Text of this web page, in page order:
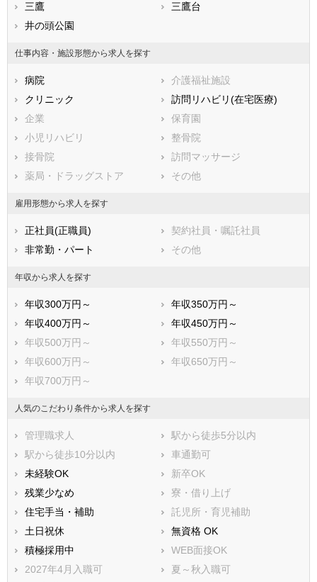
熊本県
鹿児島県
渋谷区
中野区
杉並区
足立区
葛飾区
江戸川区
市部
八王子市
立川市
武蔵野市
三鷹市
青梅市
府中市
昭島市
小平市
日野市
東村山市
国分寺市
国立市
清瀬市
東久留米市
武蔵村山市
多摩市
稲城市
羽村市
あきる野市
西東京市
西多摩郡瑞穂町
西多摩郡檜原村
大島町
神津島村
三宅村
御蔵島村
八丈島八丈町
青ヶ島村
小笠原村
三鷹
三鷹台
井の頭公園
仕事内容・施設形態から求人を探す
病院
介護福祉施設
クリニック
訪問リハビリ(在宅医療)
企業
保育園
小児リハビリ
整骨院
接骨院
訪問マッサージ
薬局・ドラッグストア
その他
雇用形態から求人を探す
正社員(正職員)
契約社員・嘱託社員
非常勤・パート
その他
年収から求人を探す
年収300万円～
年収350万円～
年収400万円～
年収450万円～
年収500万円～
年収550万円～
年収600万円～
年収650万円～
年収700万円～
人気のこだわり条件から求人を探す
管理職求人
駅から徒歩5分以内
駅から徒歩10分以内
車通勤可
未経験OK
新卒OK
残業少なめ
寮・借り上げ
住宅手当・補助
託児所・育児補助
土日祝休
無資格 OK
積極採用中
WEB面接OK
2027年4月入職可
夏～秋入職可